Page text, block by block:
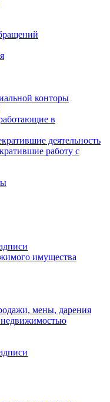
конторы
в
деятельность
работу с
имущества
мены, дарения